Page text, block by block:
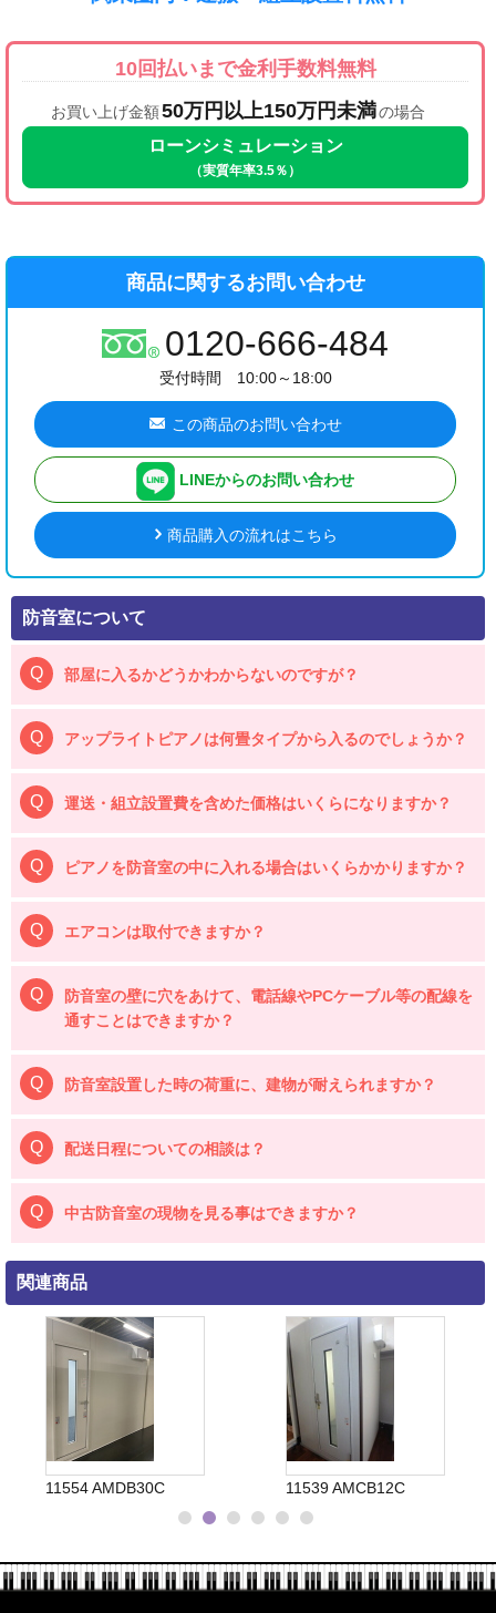
10回払いまで金利手数料無料
お買い上げ金額50万円以上150万円未満の場合
ローンシミュレーション
（実質年率3.5％）
商品に関するお問い合わせ
0120-666-484
受付時間 10:00～18:00
この商品のお問い合わせ
LINEからのお問い合わせ
商品購入の流れはこちら
防音室について
部屋に入るかどうかわからないのですが？
アップライトピアノは何畳タイプから入るのでしょうか？
運送・組立設置費を含めた価格はいくらになりますか？
ピアノを防音室の中に入れる場合はいくらかかりますか？
エアコンは取付できますか？
防音室の壁に穴をあけて、電話線やPCケーブル等の配線を
通すことはできますか？
防音室設置した時の荷重に、建物が耐えられますか？
配送日程についての相談は？
中古防音室の現物を見る事はできますか？
関連商品
11554 AMDB30C 11539 AMCB12C